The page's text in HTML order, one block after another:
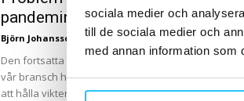
sociala medier och
till de sociala medier och
med annan information som
pandemin
Björn Johansson 2021-03-09
Den fortsatta corona-situationen bekräftar det vi i
vår bransch haft kunskap om länge - du måste se
att hålla vikten under kontroll. Covid-19 viruset...